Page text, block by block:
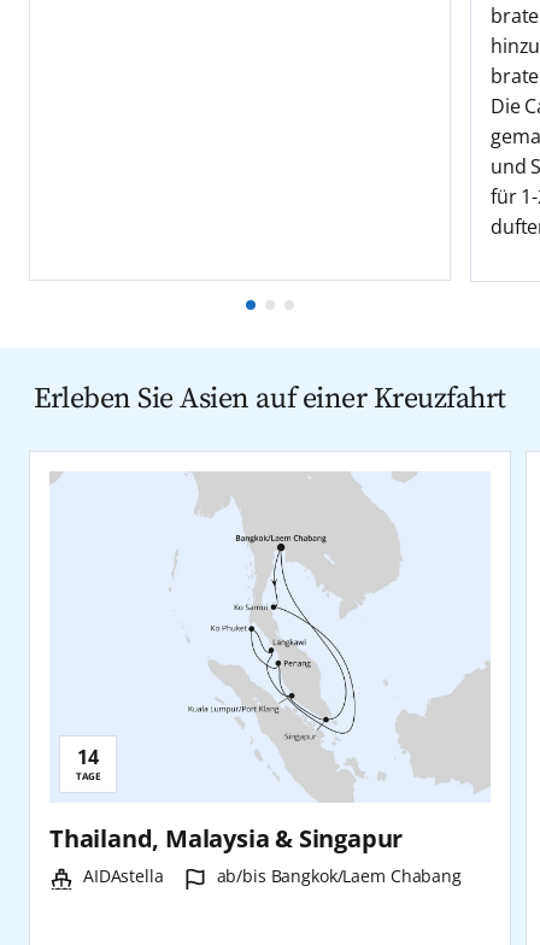
Die
und
für
Erleben Sie Asien auf einer Kreuzfahrt
Reisedauer:
14
TAGE
Thailand, Malaysia & Singapur
Schiff:
AIDAstella Hafen:
ab/bis Bangkok/Laem Chabang